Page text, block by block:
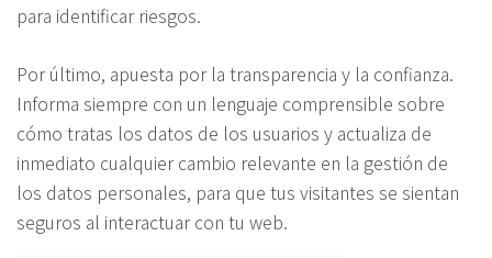
para identificar riesgos.
Por último, apuesta por la transparencia y la confianza.
Informa siempre con un lenguaje comprensible sobre
cómo tratas los datos de los usuarios y actualiza de
inmediato cualquier cambio relevante en la gestión de
los datos personales, para que tus visitantes se sientan
seguros al interactuar con tu web.